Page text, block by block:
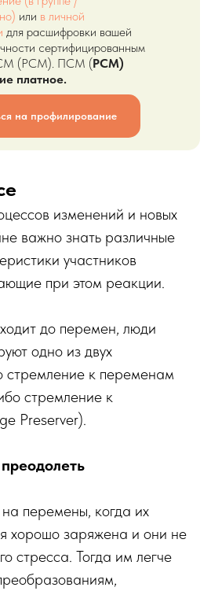
на профилирование
или в личной
для расшифровки вашей
сертифицированным
(PCM). ПСМ (PCM)
платное.
изменений и новых
важно знать различные
участников
при этом реакции.
до перемен, люди
одно из двух
стремление к переменам
стремление к
Preserver).
перемены, когда их
хорошо заряжена и они не
стресса. Тогда им легче